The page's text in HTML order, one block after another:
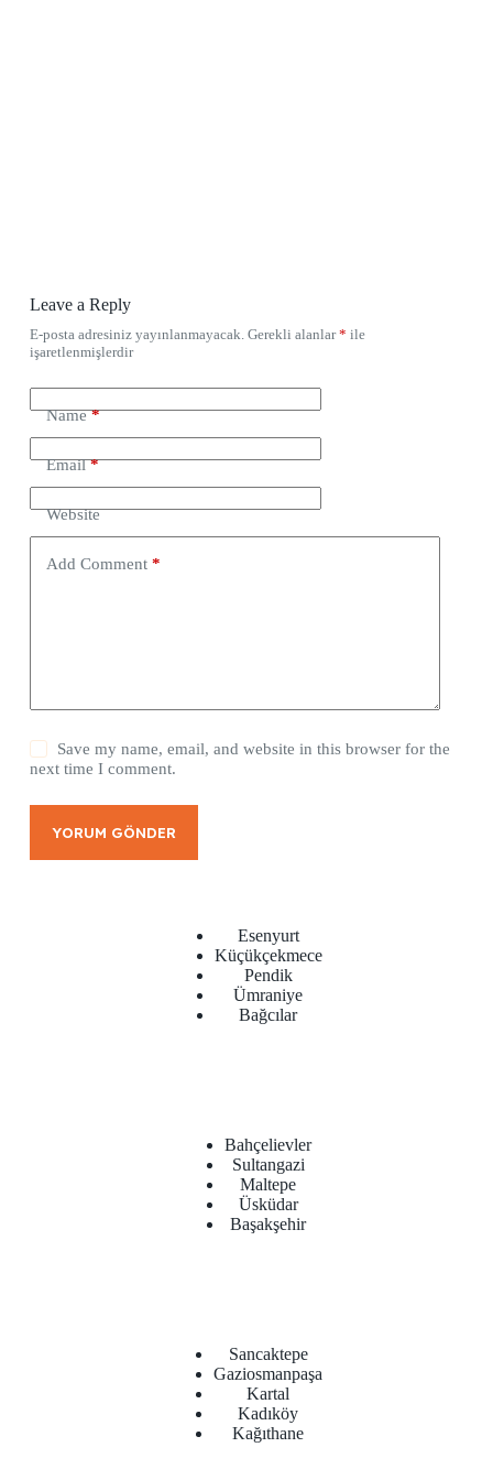
Leave a Reply
E-posta adresiniz yayınlanmayacak. Gerekli alanlar* ile
işaretlenmişlerdir
Name*
Email*
Website
Add Comment*
Save my name, email, and website in this browser for the
next time I comment.
YORUM GÖNDER
Esenyurt
Küçükçekmece
Pendik
Ümraniye
Bağcılar
Bahçelievler
Sultangazi
Maltepe
Üsküdar
Başakşehir
Sancaktepe
Gaziosmanpaşa
Kartal
Kadıköy
Kağıthane